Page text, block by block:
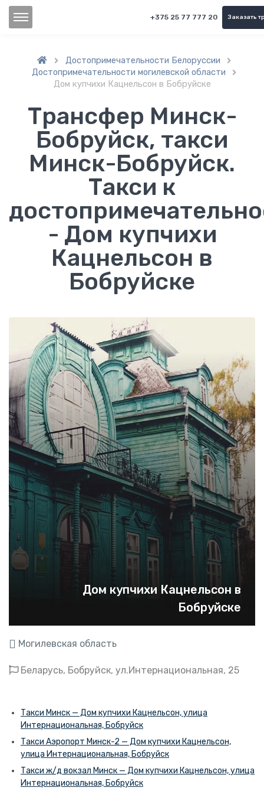
+375 25 77 777 20 Заказать
 Достопримечательности Белоруссии 
Достопримечательности могилевской области 
Дом купчихи Кацнельсон в Бобруйске
Трансфер Минск-
Бобруйск, такси
Минск-Бобруйск.
Такси к
- Дом купчихи
Кацнельсон в
Бобруйске
Дом купчихи Кацнельсон в
Бобруйске
Могилевская область
Беларусь, Бобруйск, ул.Интернациональная, 25
Такси Минск — Дом купчихи Кацнельсон, улица
Интернациональная, Бобруйск
Такси Аэропорт Минск-2 — Дом купчихи Кацнельсон,
улица Интернациональная, Бобруйск
Такси ж/д вокзал Минск — Дом купчихи Кацнельсон, улица
Интернациональная, Бобруйск